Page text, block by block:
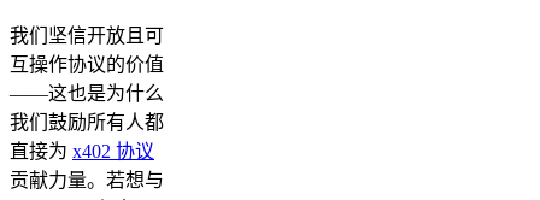
我们坚信开放且可
互操作协议的价值
——这也是为什么
我们鼓励所有人都
直接为 x402 协议
贡献力量。若想与